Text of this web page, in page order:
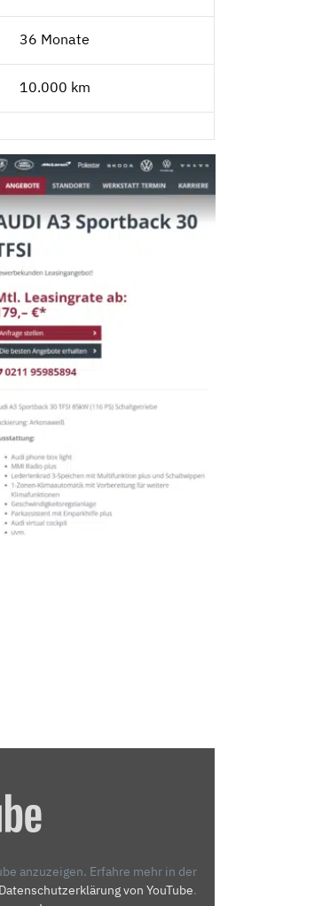
36 Monate
10.000 km
anzuzeigen. Erfahre mehr in der
Datenschutzerklärung von YouTube.